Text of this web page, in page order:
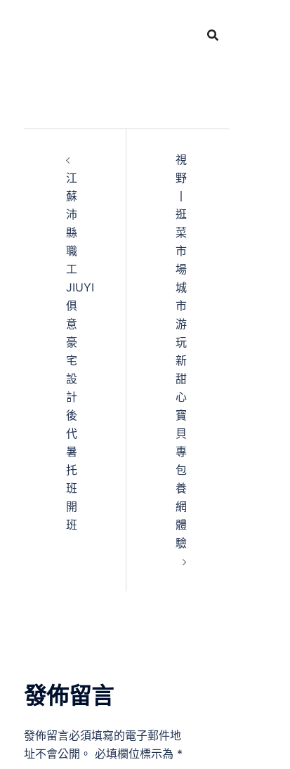
江
蘇
沛
縣
職
工
JIUYI
俱
意
豪
宅
設
計
後
代
暑
托
班
開
班
視
野
逛
菜
市
場
城
市
游
玩
新
甜
心
寶
貝
專
包
養
網
體
驗
發佈留言
發佈留言必須填寫的電子郵件地
址不會公開。 必填欄位標示為 *